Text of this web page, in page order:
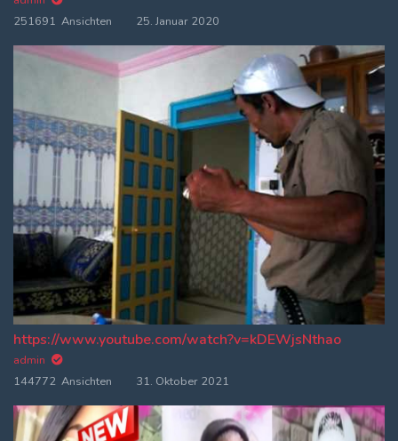
251691 Ansichten
25. Januar 2020
https://www.youtube.com/watch?v=kDEWjsNthao
admin
144772 Ansichten
31. Oktober 2021